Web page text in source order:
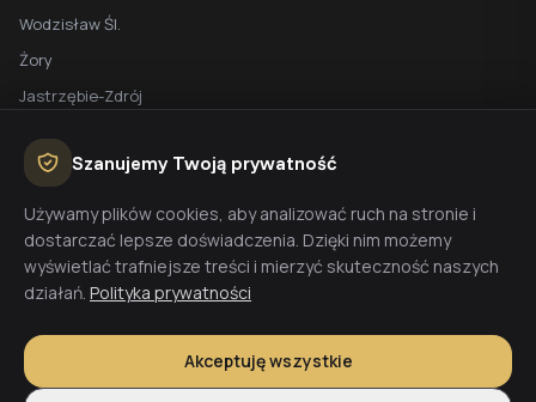
Wodzisław Śl.
Żory
Jastrzębie-Zdrój
BEZPŁATNA WYCENA
Planujesz budowę domu? Skontaktuj się z nami - przygotujemy
wycenę w 48h.
Wyceń budowę
Szanujemy Twoją prywatność
Używamy plików cookies, aby analizować ruch na stronie i
dostarczać lepsze doświadczenia. Dzięki nim możemy
wyświetlać trafniejsze treści i mierzyć skuteczność naszych
działań. Polityka prywatności
Akceptuję wszystkie